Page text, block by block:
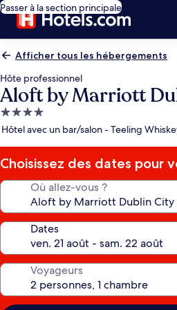
Passer à la section principale
Afficher tous les hébergements
Hôte professionnel
Aloft by Marriott
Hébergement
4.0 étoiles
Hôtel avec un bar/salon - Teeling
Choisissez des dates pour
Où allez-vous ?
Dates
Voyageurs